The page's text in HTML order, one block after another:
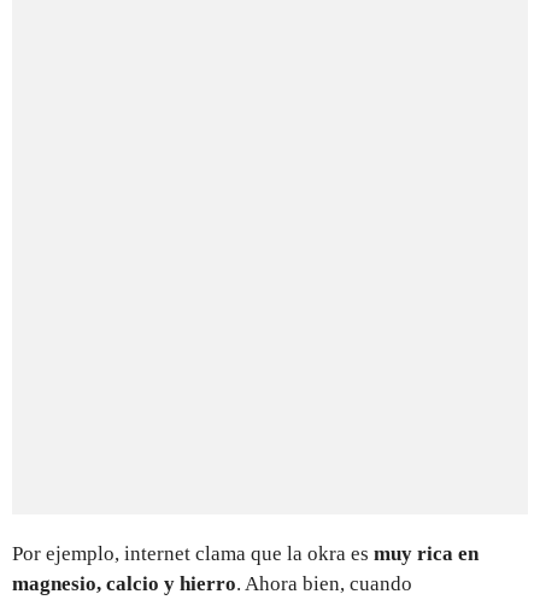
Por ejemplo, internet clama que la okra es muy rica en
magnesio, calcio y hierro. Ahora bien, cuando